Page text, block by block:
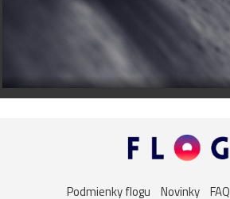
Podmienky flogu Novinky FAQ